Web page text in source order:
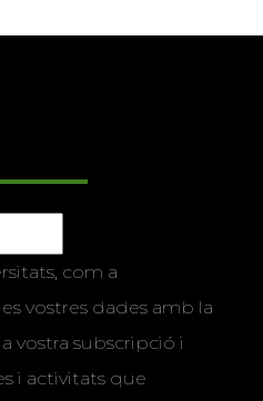
com a
vostres dades amb la
vostra subscripció i
i activitats que